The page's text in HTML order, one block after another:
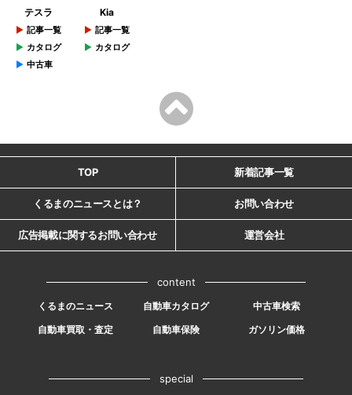
テスラ
記事一覧
カタログ
中古車
Kia
記事一覧
カタログ
TOP 新着記事一覧
くるまのニュースとは？ お問い合わせ
広告掲載に関するお問い合わせ 運営会社
content
くるまのニュース 自動車カタログ
中古車検索
自動車買取・査定
自動車保険 ガソリン価格
special